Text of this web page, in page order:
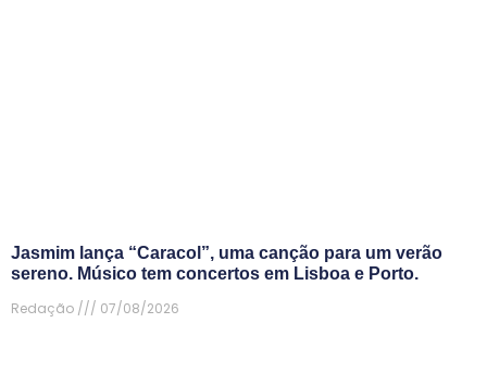
Jasmim lança “Caracol”, uma canção para um verão
sereno. Músico tem concertos em Lisboa e Porto.
Redação
07/08/2026